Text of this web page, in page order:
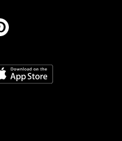
Pinterest